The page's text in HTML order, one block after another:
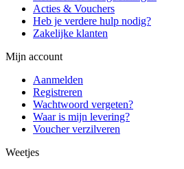
Acties & Vouchers
Heb je verdere hulp nodig?
Zakelijke klanten
Mijn account
Aanmelden
Registreren
Wachtwoord vergeten?
Waar is mijn levering?
Voucher verzilveren
Weetjes